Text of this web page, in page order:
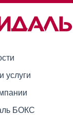
услуги
БОКС